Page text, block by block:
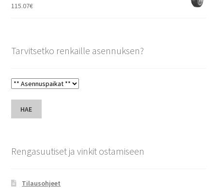
115.07€
Tarvitsetko renkaille asennuksen?
HAE
Rengasuutiset ja vinkit ostamiseen
Tilausohjeet